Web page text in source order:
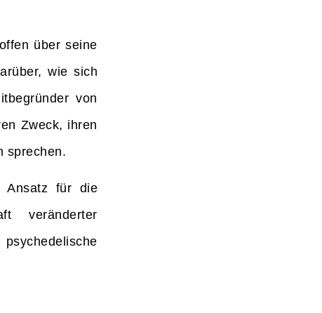
über seine
wie sich
von
Zweck, ihren
sprechen.
Ansatz für die
veränderter